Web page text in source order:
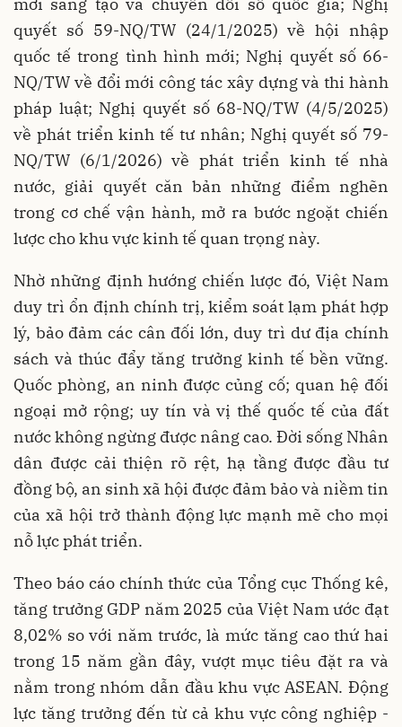
quyết số 59-NQ/TW (24/1/2025) về hội nhập
quốc tế trong tình hình mới; Nghị quyết số 66-
NQ/TW về đổi mới công tác xây dựng và thi hành
pháp luật; Nghị quyết số 68-NQ/TW (4/5/2025)
về phát triển kinh tế tư nhân; Nghị quyết số 79-
NQ/TW (6/1/2026) về phát triển kinh tế nhà
nước, giải quyết căn bản những điểm nghẽn
trong cơ chế vận hành, mở ra bước ngoặt chiến
lược cho khu vực kinh tế quan trọng này.
Nhờ những định hướng chiến lược đó, Việt Nam
duy trì ổn định chính trị, kiểm soát lạm phát hợp
lý, bảo đảm các cân đối lớn, duy trì dư địa chính
sách và thúc đẩy tăng trưởng kinh tế bền vững.
Quốc phòng, an ninh được củng cố; quan hệ đối
ngoại mở rộng; uy tín và vị thế quốc tế của đất
nước không ngừng được nâng cao. Đời sống Nhân
dân được cải thiện rõ rệt, hạ tầng được đầu tư
đồng bộ, an sinh xã hội được đảm bảo và niềm tin
của xã hội trở thành động lực mạnh mẽ cho mọi
nỗ lực phát triển.
Theo báo cáo chính thức của Tổng cục Thống kê,
tăng trưởng GDP năm 2025 của Việt Nam ước đạt
8,02% so với năm trước, là mức tăng cao thứ hai
trong 15 năm gần đây, vượt mục tiêu đặt ra và
nằm trong nhóm dẫn đầu khu vực ASEAN. Động
lực tăng trưởng đến từ cả khu vực công nghiệp -